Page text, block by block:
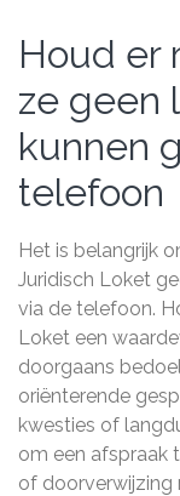
Houd er
ze geen
kunnen
telefoon
Het is belangrijk
Juridisch Loket
via de telefoon.
Loket een
doorgaans
oriënterende
kwesties of
om een afspraak
of doorverwijzing